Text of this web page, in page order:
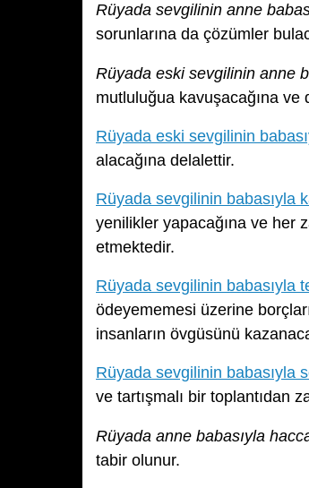
Rüyada sevgilinin anne
sorunlarına da çözümler
Rüyada eski sevgilinin anne
mutluluğua kavuşacağına ve
Rüyada eski sevgilinin
alacağına delalettir.
Rüyada sevgilinin babasıyla
yenilikler yapacağına ve her
etmektedir.
Rüyada sevgilinin babasıyla
ödeyememesi üzerine
insanların övgüsünü
Rüyada sevgilinin babasıyla
ve tartışmalı bir toplantıdan
Rüyada anne babasıyla
tabir olunur.